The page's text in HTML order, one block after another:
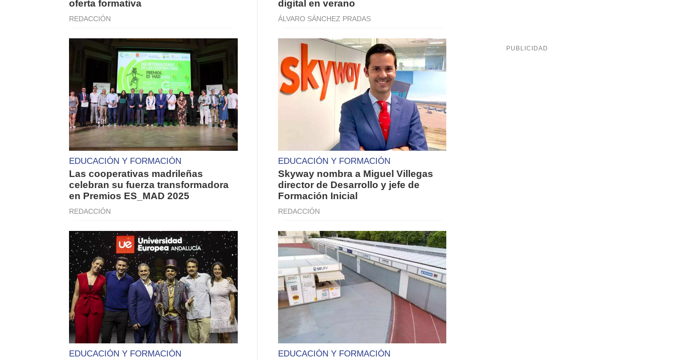
oferta formativa
REDACCIÓN
digital en verano
ÁLVARO SÁNCHEZ PRADAS
EDUCACIÓN Y FORMACIÓN
Las cooperativas madrileñas
celebran su fuerza transformadora
en Premios ES_MAD 2025
REDACCIÓN
EDUCACIÓN Y FORMACIÓN
Skyway nombra a Miguel Villegas
director de Desarrollo y jefe de
Formación Inicial
REDACCIÓN
EDUCACIÓN Y FORMACIÓN EDUCACIÓN Y FORMACIÓN